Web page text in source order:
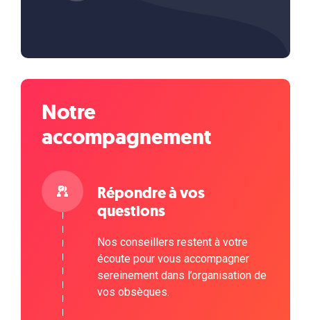
Notre
accompagnement
Répondre à vos
questions
Nos conseillers restent à votre
écoute pour vous accompagner
sereinement dans l’organisation de
vos obsèques.